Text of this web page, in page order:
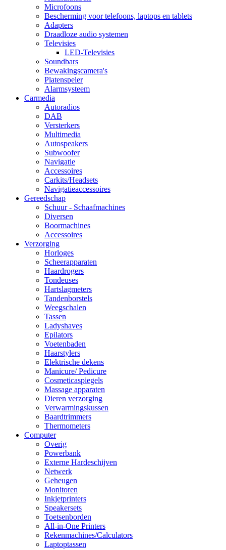
Microfoons
Bescherming voor telefoons, laptops en tablets
Adapters
Draadloze audio systemen
Televisies
LED-Televisies
Soundbars
Bewakingscamera's
Platenspeler
Alarmsysteem
Carmedia
Autoradios
DAB
Versterkers
Multimedia
Autospeakers
Subwoofer
Navigatie
Accessoires
Carkits/Headsets
Navigatieaccessoires
Gereedschap
Schuur - Schaafmachines
Diversen
Boormachines
Accessoires
Verzorging
Horloges
Scheerapparaten
Haardrogers
Tondeuses
Hartslagmeters
Tandenborstels
Weegschalen
Tassen
Ladyshaves
Epilators
Voetenbaden
Haarstylers
Elektrische dekens
Manicure/ Pedicure
Cosmeticaspiegels
Massage apparaten
Dieren verzorging
Verwarmingskussen
Baardtrimmers
Thermometers
Computer
Overig
Powerbank
Externe Hardeschijven
Netwerk
Geheugen
Monitoren
Inkjetprinters
Speakersets
Toetsenborden
All-in-One Printers
Rekenmachines/Calculators
Laptoptassen